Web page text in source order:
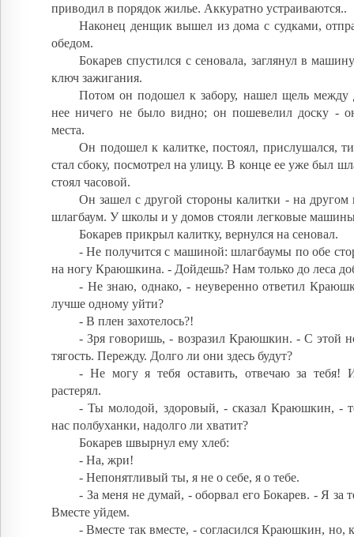
приводил в порядок жилье. Аккуратно устраиваются..
Наконец денщик вышел из дома с судками,
обедом.
Бокарев спустился с сеновала, заглянул в
ключ зажигания.
Потом он подошел к забору, нашел щель между
нее ничего не было видно; он пошевелил доску -
места.
Он подошел к калитке, постоял, прислушался,
стал сбоку, посмотрел на улицу. В конце ее уже был
стоял часовой.
Он зашел с другой стороны калитки - на другом
шлагбаум. У школы и у домов стояли легковые
Бокарев прикрыл калитку, вернулся на сеновал.
- Не получится с машиной: шлагбаумы по обе
на ногу Краюшкина. - Дойдешь? Нам только до леса
- Не знаю, однако, - неуверенно ответил
лучше одному уйти?
- В плен захотелось?!
- Зря говоришь, - возразил Краюшкин. - С этой
тягость. Пережду. Долго ли они здесь будут?
- Не могу я тебя оставить, отвечаю за тебя!
растерял.
- Ты молодой, здоровый, - сказал Краюшкин, -
нас полбуханки, надолго ли хватит?
Бокарев швырнул ему хлеб:
- На, жри!
- Непонятливый ты, я не о себе, я о тебе.
- За меня не думай, - оборвал его Бокарев. - Я за
Вместе уйдем.
- Вместе так вместе, - согласился Краюшкин, но,